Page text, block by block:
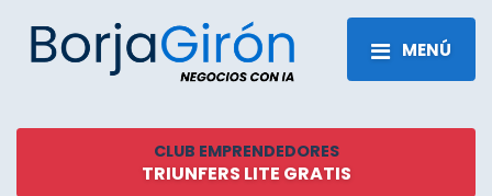
MENÚ
CLUB EMPRENDEDORES
TRIUNFERS LITE GRATIS